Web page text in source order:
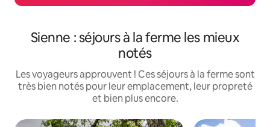
Sienne : séjours à la ferme les mieux
notés
Les voyageurs approuvent ! Ces séjours à la ferme sont
très bien notés pour leur emplacement, leur propreté
et bien plus encore.